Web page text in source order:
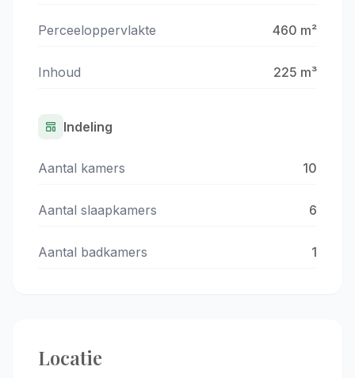
Perceeloppervlakte 460 m²
Inhoud 225 m³
Indeling
Aantal kamers 10
Aantal slaapkamers 6
Aantal badkamers 1
Locatie